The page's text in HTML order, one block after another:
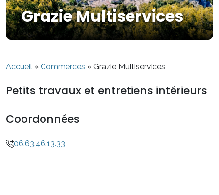
Grazie Multiservices
Accueil » Commerces » Grazie Multiservices
Petits travaux et entretiens intérieurs
Coordonnées
06.63.46.13.33